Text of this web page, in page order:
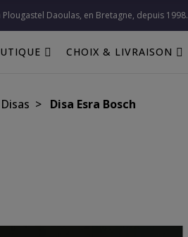
Daoulas, en Bretagne, depuis 1998.​
CHOIX & LIVRAISON
Disa Esra Bosch